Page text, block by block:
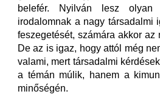
belefér. Nyilván lesz
irodalomnak a nagy társadalmi
feszegetését, számára akkor az
De az is igaz, hogy attól még
valami, mert társadalmi
a témán múlik, hanem a
minőségén.